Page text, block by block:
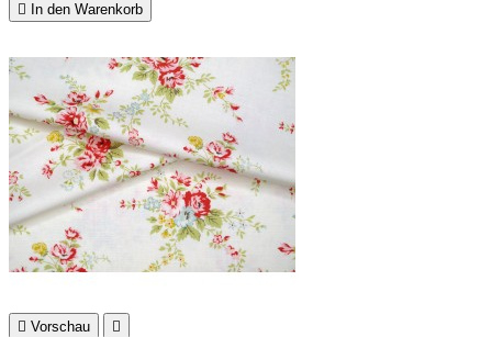

In den Warenkorb
 Vorschau 